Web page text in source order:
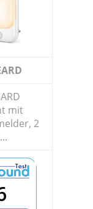
mit
2